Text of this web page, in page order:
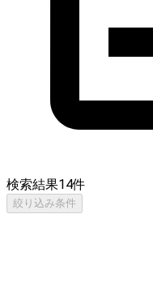
検索結果14件
絞り込み条件